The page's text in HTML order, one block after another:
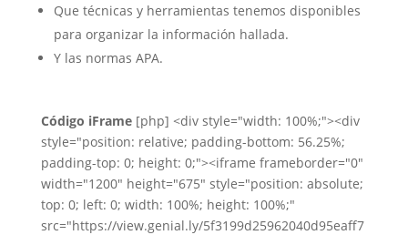
Que técnicas y herramientas tenemos disponibles
para organizar la información hallada.
Y las normas APA.
Código iFrame[php] <div style="width: 100%;"><div
style="position: relative; padding-bottom: 56.25%;
padding-top: 0; height: 0;"><iframe frameborder="0"
width="1200" height="675" style="position: absolute;
top: 0; left: 0; width: 100%; height: 100%;"
src="https://view.genial.ly/5f3199d25962040d95eaff7